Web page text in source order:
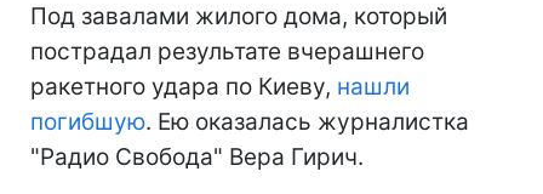
Под завалами жилого дома, который
пострадал результате вчерашнего
ракетного удара по Киеву, нашли
погибшую. Ею оказалась журналистка
"Радио Свобода" Вера Гирич.